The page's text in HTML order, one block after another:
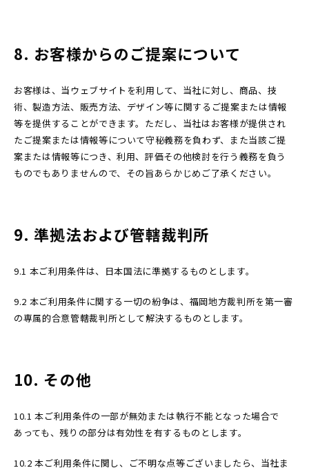
8. お客様からのご提案について
お客様は、当ウェブサイトを利用して、当社に対し、商品、技
術、製造方法、販売方法、デザイン等に関するご提案または情報
等を提供することができます。ただし、当社はお客様が提供され
たご提案または情報等について守秘義務を負わず、また当該ご提
案または情報等につき、利用、評価その他検討を行う義務を負う
ものでもありませんので、その旨あらかじめご了承ください。
9. 準拠法および管轄裁判所
9.1 本ご利用条件は、日本国法に準拠するものとします。
9.2 本ご利用条件に関する一切の紛争は、福岡地方裁判所を第一審
の専属的合意管轄裁判所として解決するものとします。
10. その他
10.1 本ご利用条件の一部が無効または執行不能となった場合で
あっても、残りの部分は有効性を有するものとします。
10.2 本ご利用条件に関し、ご不明な点等ございましたら、当社ま